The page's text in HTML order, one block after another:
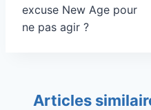
excuse New Age pour
ne pas agir ?
Articles